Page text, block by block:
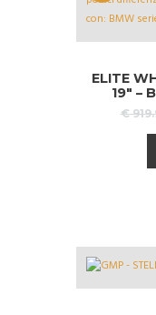
OFFERT
A!
ELITE
19″ –
€